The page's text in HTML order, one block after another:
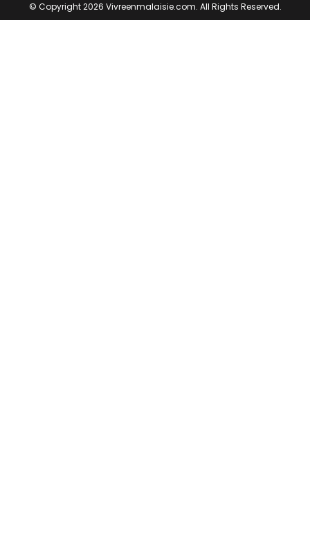
© Copyright 2026 Vivreenmalaisie.com. All Rights Reserved.